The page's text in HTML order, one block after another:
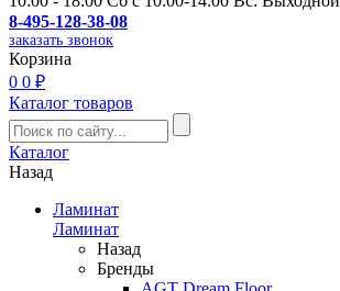
8-495-128-38-08
заказать звонок
Корзина
0 0 ₽
Каталог товаров
Каталог
Назад
Ламинат
Ламинат
Назад
Бренды